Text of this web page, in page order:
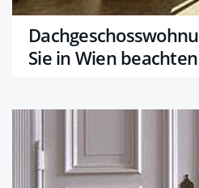
Sie in Wien beachten